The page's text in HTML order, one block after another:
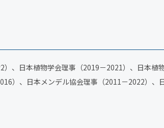
）、日本植物学会理事（2019－2021）、日本植
）、日本メンデル協会理事（2011－2022）、